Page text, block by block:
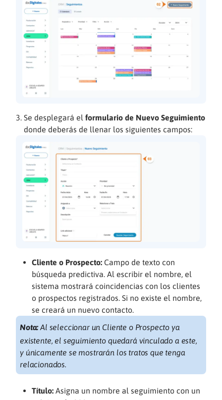
Se desplegará el formulario de Nuevo Seguimiento
donde deberás de llenar los siguientes campos:
Cliente o Prospecto: Campo de texto con
búsqueda predictiva. Al escribir el nombre, el
sistema mostrará coincidencias con los clientes
o prospectos registrados. Si no existe el nombre,
se creará un nuevo contacto.
Nota:Al seleccionar un Cliente o Prospecto ya
existente, el seguimiento quedará vinculado a este,
y únicamente se mostrarán los tratos que tenga
relacionados.
Título: Asigna un nombre al seguimiento con un